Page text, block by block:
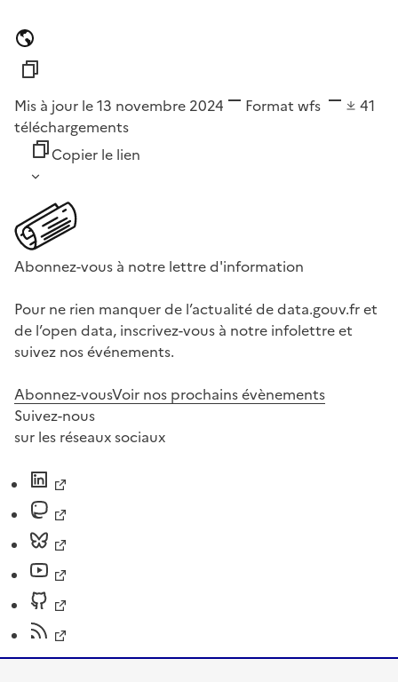
Mis à jour le 13 novembre 2024 Format wfs
41
téléchargements
Copier le lien
Abonnez-vous à notre lettre d'information
Pour ne rien manquer de l’actualité de data.gouv.fr et
de l’open data, inscrivez-vous à notre infolettre et
suivez nos événements.
Abonnez-vousVoir nos prochains évènements
Suivez-nous
sur les réseaux sociaux